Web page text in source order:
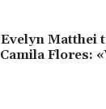
Evelyn Matthei
Camila Flores: